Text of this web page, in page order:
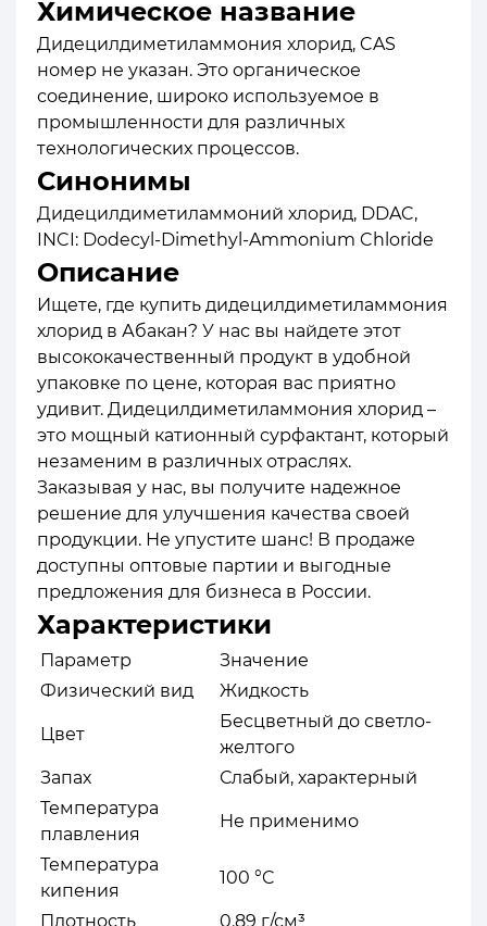
Химическое название
Дидецилдиметиламмония хлорид, CAS
номер не указан. Это органическое
соединение, широко используемое в
промышленности для различных
технологических процессов.
Синонимы
Дидецилдиметиламмоний хлорид, DDAC,
INCI: Dodecyl-Dimethyl-Ammonium Chloride
Описание
Ищете, где купить дидецилдиметиламмония
хлорид в Абакан? У нас вы найдете этот
высококачественный продукт в удобной
упаковке по цене, которая вас приятно
удивит. Дидецилдиметиламмония хлорид –
это мощный катионный сурфактант, который
незаменим в различных отраслях.
Заказывая у нас, вы получите надежное
решение для улучшения качества своей
продукции. Не упустите шанс! В продаже
доступны оптовые партии и выгодные
предложения для бизнеса в России.
Характеристики
Параметр
Значение
Физический вид
Жидкость
Цвет
Бесцветный до светло-
желтого
Запах
Слабый, характерный
Температура
плавления
Не применимо
Температура
кипения
100 °C
Плотность 0.89 г/см³